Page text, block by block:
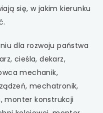
się w nowej karcie
się w nowej karcie
się w nowej karcie
się w nowej karcie
karcie
się, w jakim kierunku
dla rozwoju państwa
cieśla, dekarz,
mechanik,
mechatronik,
monter konstrukcji